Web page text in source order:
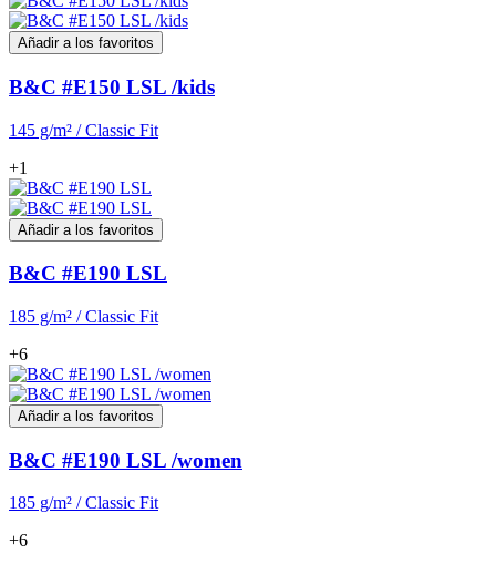
Añadir a los favoritos
B&C #E150 LSL /kids
145 g/m² / Classic Fit
+1
Añadir a los favoritos
B&C #E190 LSL
185 g/m² / Classic Fit
+6
Añadir a los favoritos
B&C #E190 LSL /women
185 g/m² / Classic Fit
+6